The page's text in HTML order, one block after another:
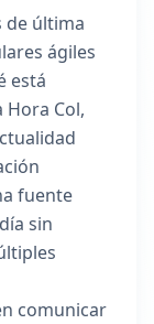
de última
ágiles
está
Col,
fuente
sin
comunicar